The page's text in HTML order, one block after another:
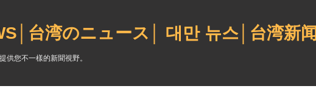
台湾のニュース│ 대만 뉴스│台湾新闻
供您不一樣的新聞視野。